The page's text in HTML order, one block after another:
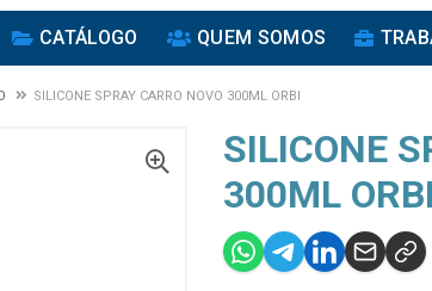
CATÁLOGO QUEM SOMOS
SILICONE SPRAY CARRO NOVO 300ML ORBI
SILICONE
300ML ORBI